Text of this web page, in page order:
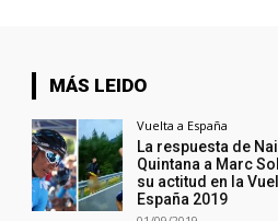
MÁS LEIDO
Vuelta a España
La respuesta de
Quintana a Marc
su actitud en la
España 2019